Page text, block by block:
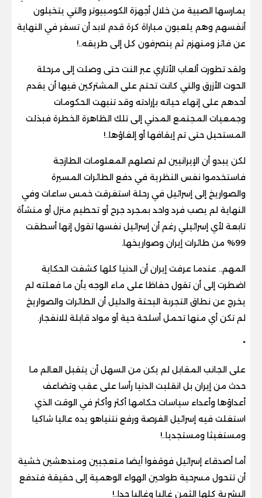
يمارسها الصبية من خلال أجهزة الكومبيوتر والتي يتخيلون
أنفسهم وهم يلعبون مباراة كرة قدم لابد أن تسفر في النهاية
عن فائز ومنهزم ثم ينصرفون كل إلى طريقه..!
ولقد تطورت ألعاب الأتاري عبر النت حتى وصلت إلى مرحلة
الحوت الأزرق والتي كانت تحتم على المشتركين فيها أن يقدم
أحدهم على إنهاء حياته بإرادته وقد تنبهت الحكومات
وجمعيات المجتمع المدني إلى تلك الظاهرة الخطرة فبذلت
المستحيل حتى تم إيقافها أو إلغاؤها..!
لكن يبدو أن الإيرانيين لم تصلهم المعلومات الطازجة
فاستخدموا نفس النظرية في دفع الطائرات المسيرة
والصواريخ إلى إسرائيل في رحلة استغرقت خمس ساعات وفي
النهاية لم يصب فرد واحد بمجرد جرح أو تحطيم منزل أو منشأة
تابعة لأي إسرائيلي رغم أن إسرائيل نفسها تقول إنها أسطقت
99% من طائرات إيران وصواريخها
.
المهم.. عندما عرفت إيران أن الدنيا كلها كشفت الحكاية
اضطرت إلى أن تقول حفاظا على ماء الوجه بأن ما فعلته لم
يخرج عن نطاق التجربة البحتة والدليل أن الطائرات والصواريخ
لم تكن أي منها تحمل أسلحة حية أو مواد قابلة للانفجار.
*
على الجانب المقابل لم يكن من السهل أن يتقبل العالم ما
حدث من إيران بل انقلبت الدنيا رأسا على عقب وتضاعف
أعداؤها وأعداء سياسات حكامها أكثر وأكثر في الوقت الذي
استغلت فيه إسرائيل الفرصة ورفع نتنياهو يده عاليا شاكيا
ومستغيثا ومستجديا..!
أما أصدقاء إسرائيل فوقفوا أيضا متعجبين ومندهشين خشية
أن تتحول مسرحية طواحين الهواء الوهمية إلى حقيقة فتدفع
البشرية كلها الثمن غاليا وغاليا جدا..!